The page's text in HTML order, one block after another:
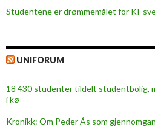
Studentene er drømmemålet for KI-
UNIFORUM
18 430 studenter tildelt studentbolig,
i kø
Kronikk: Om Peder Ås som